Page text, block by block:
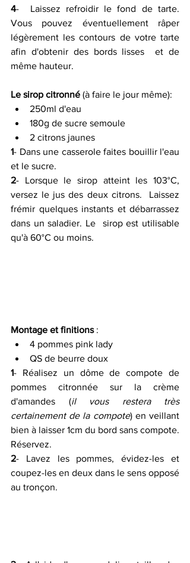
4-  Laissez refroidir le fond de tarte.
Vous pouvez éventuellement râper
légèrement les contours de votre tarte
afin d'obtenir des bords lisses  et de
même hauteur.
Le sirop citronné (à faire le jour même):
250ml d'eau
180g de sucre semoule
2 citrons jaunes
1- Dans une casserole faites bouillir l'eau
et le sucre.
2- Lorsque le sirop atteint les 103°C,
versez le jus des deux citrons.  Laissez
frémir quelques instants et débarrassez
dans un saladier. Le  sirop est utilisable
qu'à 60°C ou moins.
Montage et finitions :
4 pommes pink lady
QS de beurre doux
1- Réalisez un dôme de compote de
pommes citronnée sur la crème
d'amandes (il vous restera très
certainement de la compote) en veillant
bien à laisser 1cm du bord sans compote.
Réservez.
2- Lavez les pommes, évidez-les et
coupez-les en deux dans le sens opposé
au tronçon.